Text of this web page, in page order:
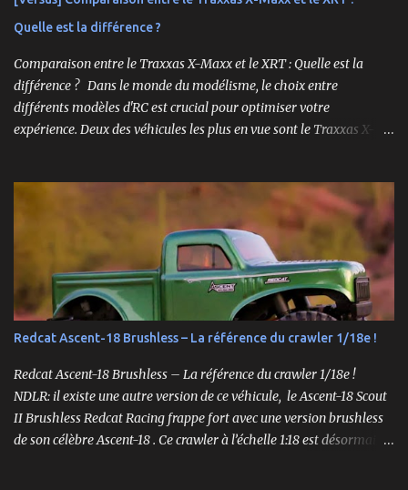
châssis presque assemblé mais livré sans aucune électronique : ni
moteur, ni servo, ni ESC, ni batterie. ...
Quelle est la différence ?
Comparaison entre le Traxxas X-Maxx et le XRT : Quelle est la
différence ? Dans le monde du modélisme, le choix entre
différents modèles d'RC est crucial pour optimiser votre
expérience. Deux des véhicules les plus en vue sont le Traxxas X-
différentes. Cet article explore en profondeur les principales
différences entre le X-Maxx et le XRT. Design et Structure Le design
est souvent la première chose que l'on remarque chez un véhicule
RC. Le X-Maxx est un monster truck, tandis que le XRT est un
truggy. Cela se traduit par des différences de taille et de forme. Le
X-Maxx est plus large et plus haut, ce qui lui confère une meilleure
capacité à surmonter les terrains difficiles. 🛒 Voir le Traxxas X-
Maxx VXL sur Amazon Le XRT , quant à lui, est conçu pour la
vitesse et la maniabilité sur des surfaces plus planes. Sa conception
plus étroite et plus bass...
Redcat Ascent-18 Brushless – La référence du crawler 1/18e !
Redcat Ascent-18 Brushless – La référence du crawler 1/18e !
NDLR: il existe une autre version de ce véhicule, le Ascent-18 Scout
II Brushless Redcat Racing frappe fort avec une version brushless
de son célèbre Ascent-18 . Ce crawler à l’échelle 1:18 est désormais